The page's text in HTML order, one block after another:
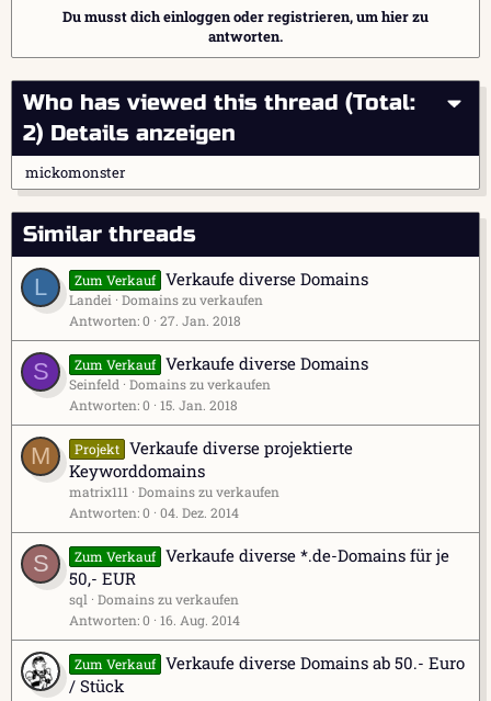
Du musst dich einloggen oder registrieren, um hier zu
antworten.
Who has viewed this thread (Total:
2) Details anzeigen
mickomonster
Similar threads
L
Zum Verkauf Verkaufe diverse Domains
Landei Domains zu verkaufen
Antworten 0 27. Jan. 2018
S Zum Verkauf Verkaufe diverse Domains
Seinfeld Domains zu verkaufen
Antworten 0 15. Jan. 2018
M Projekt Verkaufe diverse projektierte
Keyworddomains
matrix111 Domains zu verkaufen
Antworten 0 04. Dez. 2014
S Zum Verkauf Verkaufe diverse *.de-Domains für je
50,- EUR
sql Domains zu verkaufen
Antworten 0 16. Aug. 2014
Zum Verkauf Verkaufe diverse Domains ab 50.- Euro
/ Stück